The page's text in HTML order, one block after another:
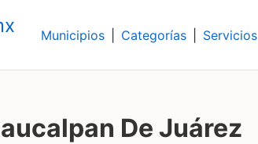
Municipios Categorías Servicios
De Juárez